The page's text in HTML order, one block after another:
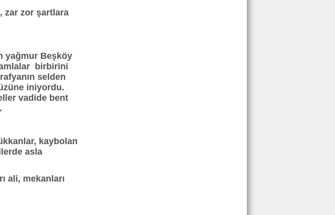
zar zor şartlara
yağmur Beşköy
birbirini
selden
iniyordu.
vadide bent
kaybolan
asla
ali, mekanları